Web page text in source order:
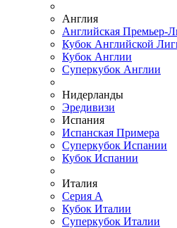
Англия
Английская Премьер-
Кубок Английской
Кубок Англии
Суперкубок Англии
Нидерланды
Эредивизи
Испания
Испанская Примера
Суперкубок Испании
Кубок Испании
Италия
Серия А
Кубок Италии
Суперкубок Италии